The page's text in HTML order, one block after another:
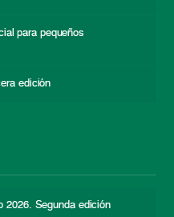
para pequeños
edición
2026. Segunda edición